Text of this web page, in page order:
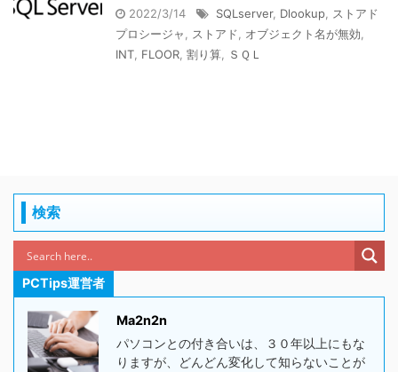
2022/3/14 SQLserver, Dlookup
ストアド
プロシージャ
ストアド オブジェクト名が無効
INT FLOOR 割り算 ＳＱＬ
検索
PCTips運営者
Ma2n2n
パソコンとの付き合いは、３０年以上にもな
りますが、どんどん変化して知らないことが